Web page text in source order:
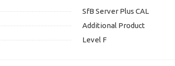
SfB Server Plus CAL
Additional Product
Level F